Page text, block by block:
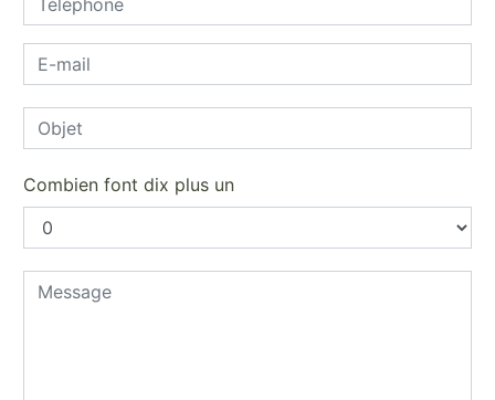
Combien font dix plus un